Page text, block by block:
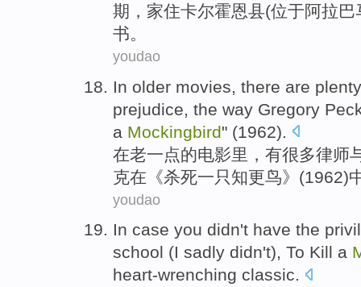
期 ， 家住卡尔霍恩县(位于阿拉巴
书。
youdao
In older movies there are
prejudice , the way Gregory
a Mockingbird" (1962).
在老一点的电影里 ， 有很多律师
克在《杀死一 只知更鸟》(1962)
youdao
In case you didn't have the
school (I sadly didn't), To Kill a
heart-wrenching classic.